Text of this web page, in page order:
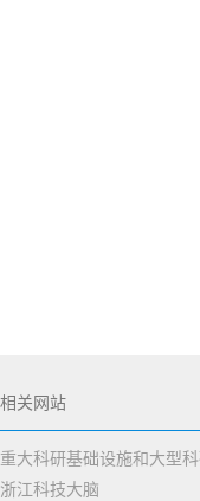
相关网站
重大科研基础设施和大型
浙江科技大脑